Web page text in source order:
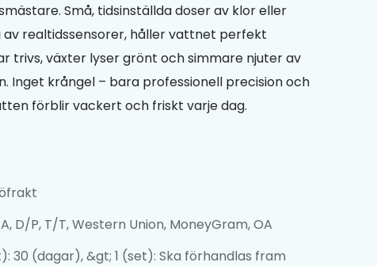
Små, tidsinställda doser av klor eller
av realtidssensorer, håller vattnet perfekt
trivs, växter lyser grönt och simmare njuter av
Inget krångel – bara professionell precision och
förblir vackert och friskt varje dag.
D/P, T/T, Western Union, MoneyGram, OA
30 (dagar), &gt; 1 (set): Ska förhandlas fram